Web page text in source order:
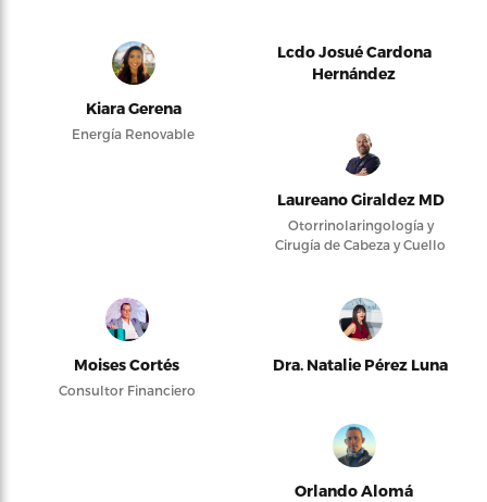
Kiara Gerena
Energía Renovable
Lcdo Josué Cardona
Hernández
Laureano Giraldez MD
Otorrinolaringología y
Cirugía de Cabeza y Cuello
Moises Cortés
Consultor Financiero
Dra. Natalie Pérez Luna
Orlando Alomá